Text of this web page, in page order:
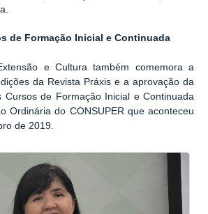
de Formação Inicial e Continuada
e Cultura também comemora a
da Revista Práxis e a aprovação da
Cursos de Formação Inicial e Continuada
Ordinária do CONSUPER que aconteceu
de 2019.